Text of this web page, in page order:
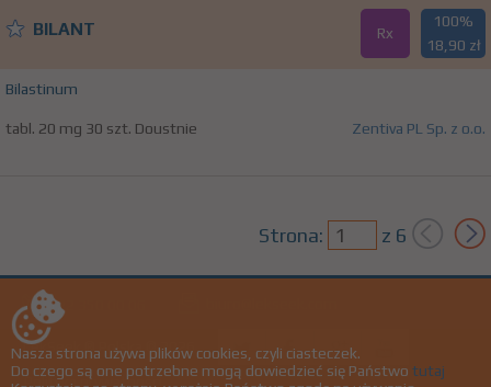
BILANT Rx
100%
18,90 zł
Bilastinum
tabl. 20 mg 30 szt. Doustnie Zentiva PL Sp. z o.o.
Strona: z 6
+22 350 00 06
LekSeek ® Polska © 2026
Polityka prywatności
Nasza strona używa plików cookies, czyli ciasteczek.
Do czego są one potrzebne mogą dowiedzieć się Państwo tutaj